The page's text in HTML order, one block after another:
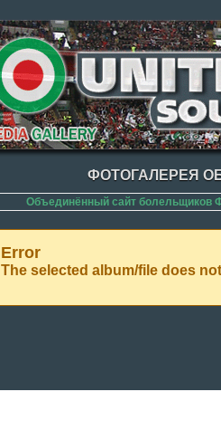
ФОТОГАЛЕРЕЯ
Объединённый сайт болельщиков
Error
The selected album/file does